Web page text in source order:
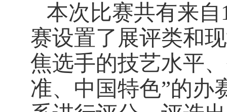
本次比赛共有来自
赛设置了展评类和
焦选手的技艺水平
准、中国特色”的办